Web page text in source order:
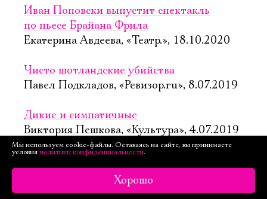
Иван Поповски выпустит спектакль
по пьесе Брайана Фрила
Екатерина Авдеева, «Театр.», 18.10.2020
Чисто шотландские убийства
Павел Подкладов, «Ревизор.ru», 8.07.2019
Дикие и симпатичные
Виктория Пешкова, «Культура», 4.07.2019
Завещание Чарльза Адамса исполнено
Андрей Дворецков, «Э-вести», 27.06.2019
Мы используем cookie-файлы. Оставаясь на сайте, вы принимаете
условия политики конфиденциальности.
Хорошо